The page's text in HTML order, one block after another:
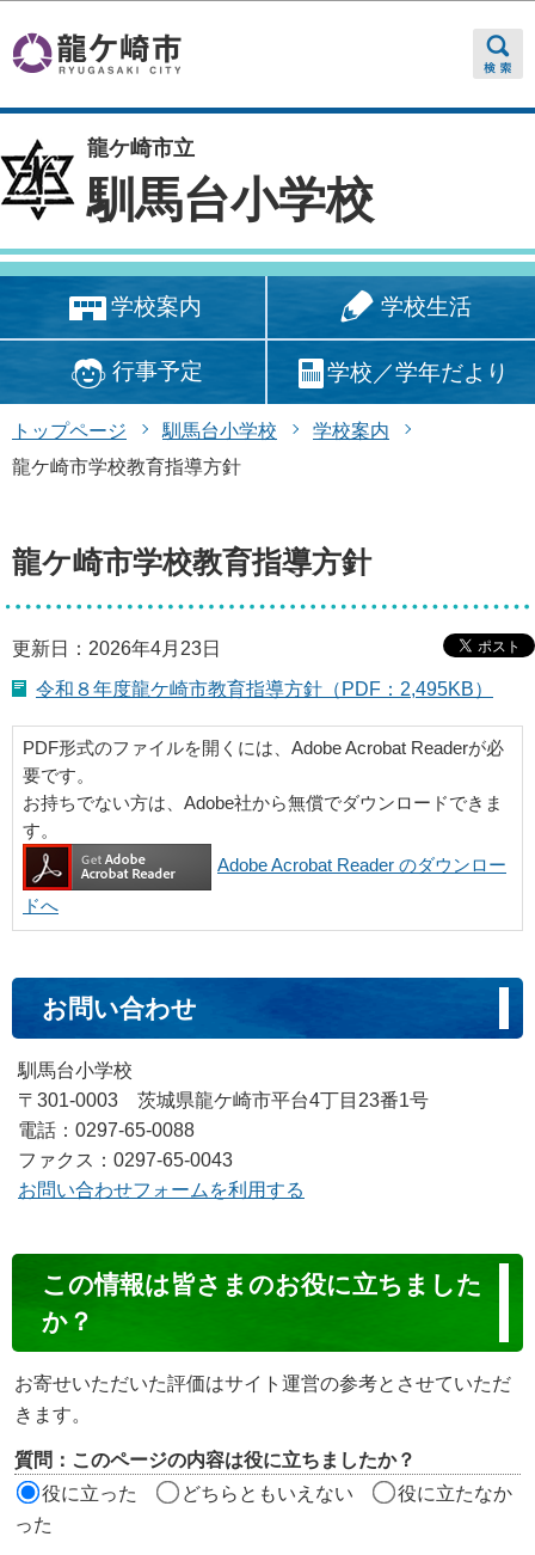
龍ケ崎市立
馴馬台小学校
学校案内 学校生活
行事予定 学校／学年だより
トップページ 馴馬台小学校
学校案内
龍ケ崎市学校教育指導方針
龍ケ崎市学校教育指導方針
更新日：2026年4月23日
令和８年度龍ケ崎市教育指導方針（PDF：2,495KB）
PDF形式のファイルを開くには、Adobe Acrobat Readerが必
要です。
お持ちでない方は、Adobe社から無償でダウンロードできま
す。
Adobe Acrobat Reader のダウンロー
ドへ
お問い合わせ
馴馬台小学校
〒301-0003 茨城県龍ケ崎市平台4丁目23番1号
電話：0297-65-0088
ファクス：0297-65-0043
お問い合わせフォームを利用する
ン
ン
ツ
価
この情報は皆さまのお役に立ちました
か？
お寄せいただいた評価はサイト運営の参考とさせていただ
きます。
質問：このページの内容は役に立ちましたか？
役に立った
どちらともいえない
役に立たなか
った